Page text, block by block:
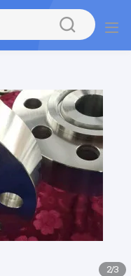
2/3